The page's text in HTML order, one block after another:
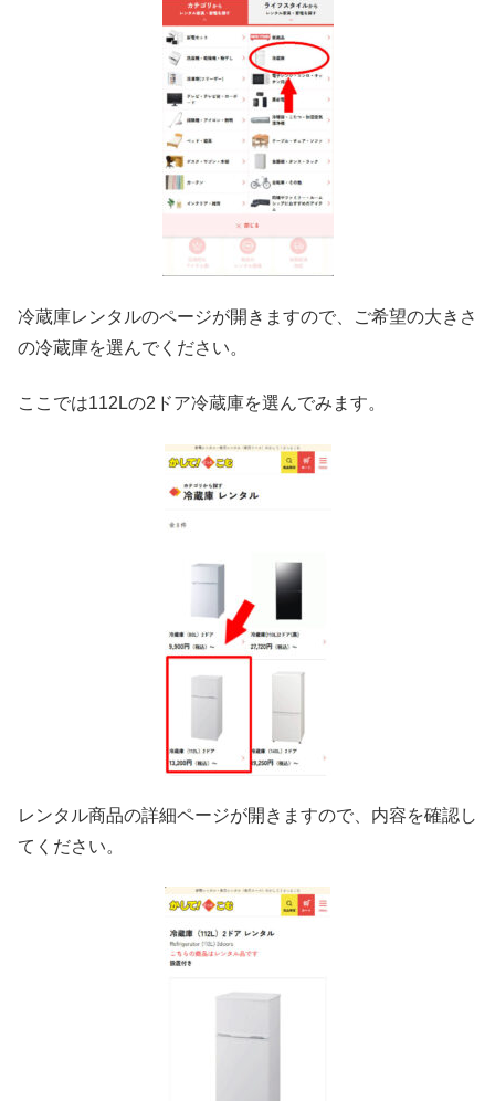
冷蔵庫レンタルのページが開きますので、ご希望の大きさ
の冷蔵庫を選んでください。
ここでは112Lの2ドア冷蔵庫を選んでみます。
レンタル商品の詳細ページが開きますので、内容を確認し
てください。